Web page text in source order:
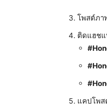
โพสต์ภา
ติดแฮชแ
แคปโพส